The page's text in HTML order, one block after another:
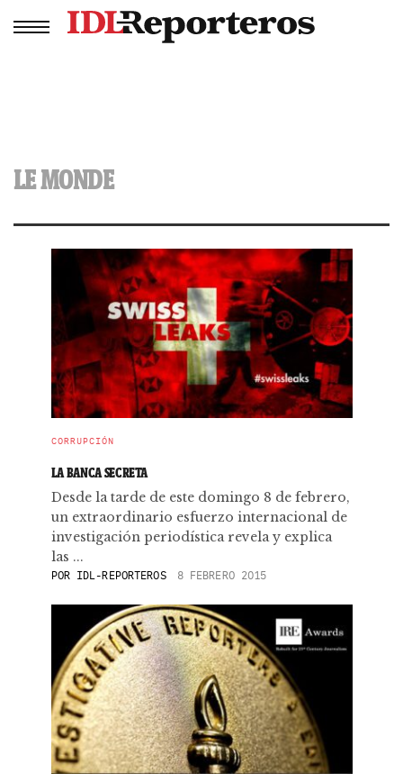
LE MONDE
CORRUPCIÓN
LA BANCA SECRETA
Desde la tarde de este domingo 8 de febrero,
un extraordinario esfuerzo internacional de
investigación periodística revela y explica
las ...
POR IDL-REPORTEROS 8 FEBRERO 2015